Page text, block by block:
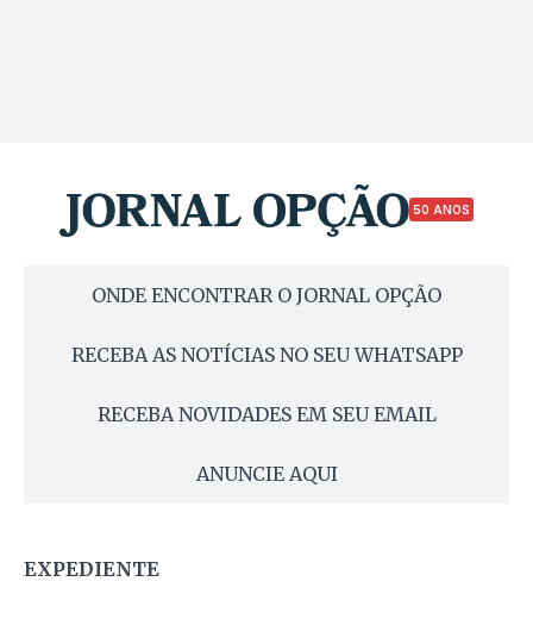
50 ANOS
ONDE ENCONTRAR O JORNAL OPÇÃO
RECEBA AS NOTÍCIAS NO SEU WHATSAPP
RECEBA NOVIDADES EM SEU EMAIL
ANUNCIE AQUI
EXPEDIENTE